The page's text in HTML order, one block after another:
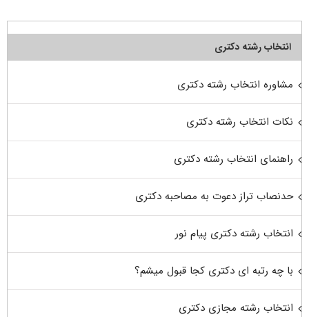
انتخاب رشته دکتری
مشاوره انتخاب رشته دکتری
نکات انتخاب رشته دکتری
راهنمای انتخاب رشته دکتری
حدنصاب تراز دعوت به مصاحبه دکتری
انتخاب رشته دکتری پیام نور
با چه رتبه ای دکتری کجا قبول میشم؟
انتخاب رشته مجازی دکتری